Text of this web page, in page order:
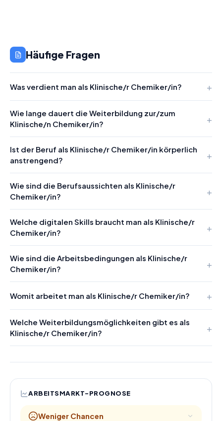
Häufige Fragen
Was verdient man als Klinische/r Chemiker/in?
Wie lange dauert die Weiterbildung zur/zum
Klinische/n Chemiker/in?
Ist der Beruf als Klinische/r Chemiker/in körperlich
anstrengend?
Wie sind die Berufsaussichten als Klinische/r
Chemiker/in?
Welche digitalen Skills braucht man als Klinische/r
Chemiker/in?
Wie sind die Arbeitsbedingungen als Klinische/r
Chemiker/in?
Womit arbeitet man als Klinische/r Chemiker/in?
Welche Weiterbildungsmöglichkeiten gibt es als
Klinische/r Chemiker/in?
ARBEITSMARKT-PROGNOSE
Weniger Chancen